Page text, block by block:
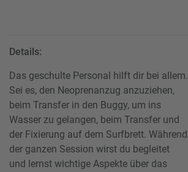
Details:
Das geschulte Personal hilft dir bei allem.
Sei es, den Neoprenanzug anzuziehen,
beim Transfer in den Buggy, um ins
Wasser zu gelangen, beim Transfer und
der Fixierung auf dem Surfbrett. Während
der ganzen Session wirst du begleitet
und lernst wichtige Aspekte über das